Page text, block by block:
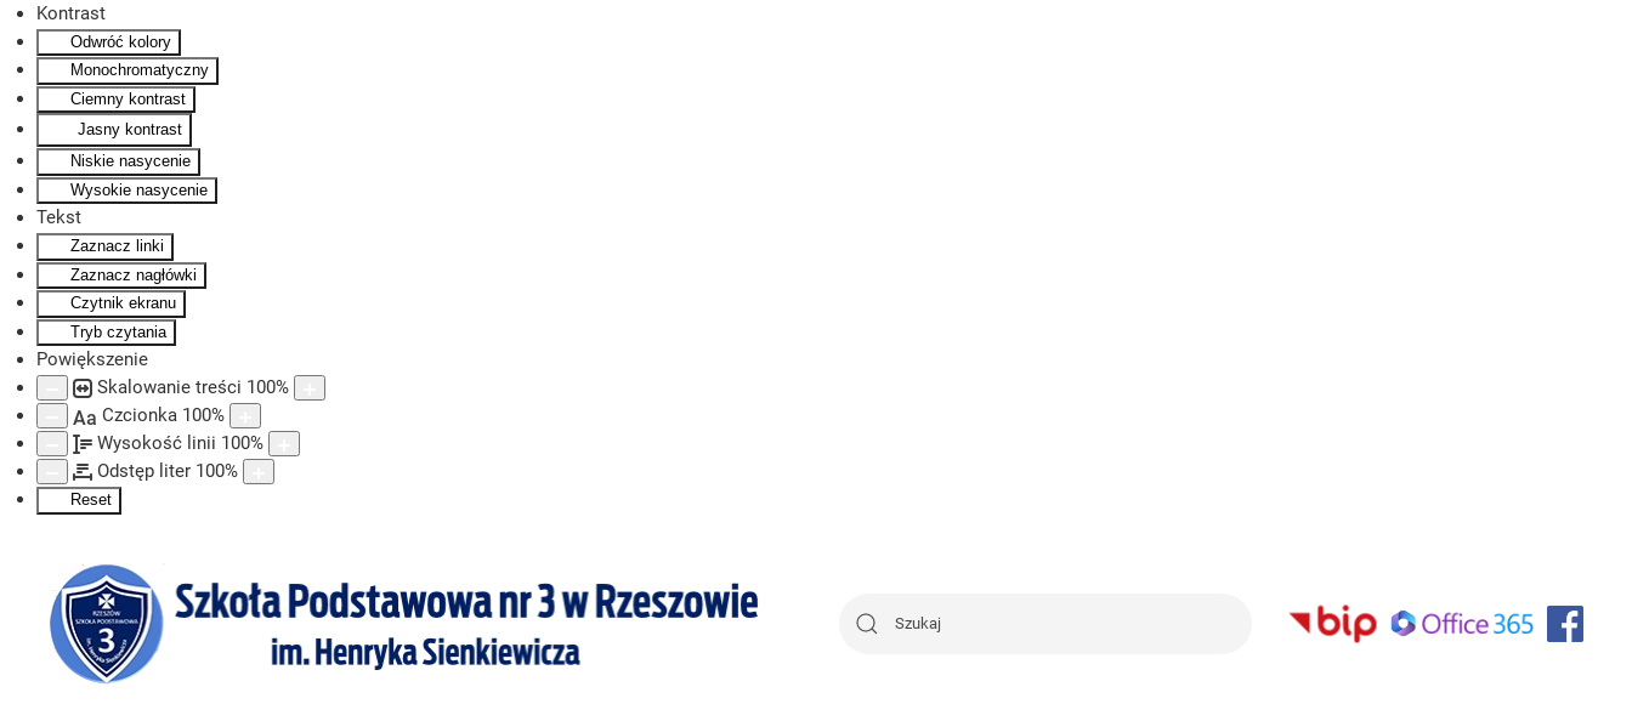
Kontrast
Odwróć kolory
Monochromatyczny
Ciemny kontrast
Jasny kontrast
Niskie nasycenie
Wysokie nasycenie
Tekst
Zaznacz linki
Zaznacz nagłówki
Czytnik ekranu
Tryb czytania
Powiększenie
Skalowanie treści 100%
Aa Czcionka 100%
Wysokość linii 100%
Odstęp liter 100%
Reset
Skip to main content